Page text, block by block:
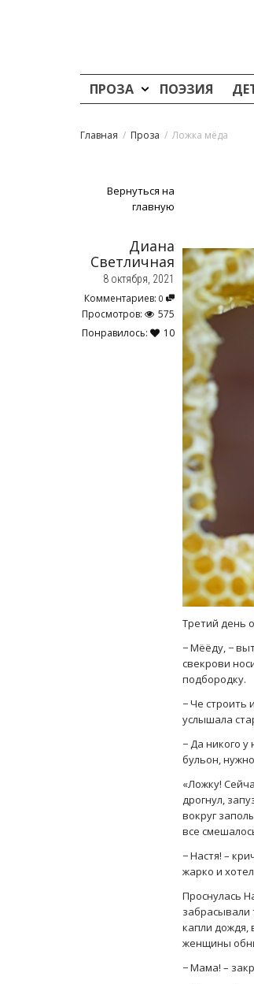
ПРОЗА ПОЭЗИЯ
Главная Проза Ложка мёда
Вернуться на
главную
Диана
Светличная
8 октября, 2021
Комментариев: 0
Просмотров:
575
Понравилось:
10
Третий день
− Мёёду, −
свекрови
подбородку.
− Че строить
услышала
− Да никого у
бульон,
«Ложку!
дрогнул,
вокруг
все
− Настя! –
жарко и
Проснулась
забрасывали
капли дождя,
женщины
− Мама! –